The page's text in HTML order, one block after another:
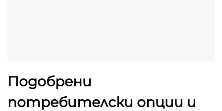
Подобрени
потребителски опции и